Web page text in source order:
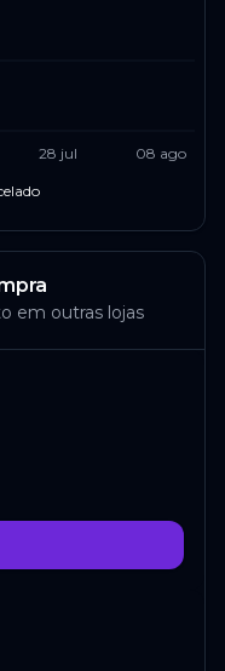
28 jul 08 ago
em outras lojas